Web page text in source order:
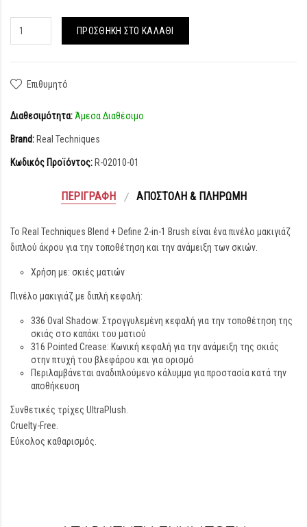
ΠΡΟΣΘΉΚΗ ΣΤΟ ΚΑΛΆΘΙ
Επιθυμητό
Διαθεσιμότητα: Άμεσα Διαθέσιμο
Brand: Real Techniques
Κωδικός Προϊόντος: R-02010-01
ΠΕΡΙΓΡΑΦΉ ΑΠΟΣΤΟΛΉ & ΠΛΗΡΩΜΉ
Το Real Techniques Blend + Define 2-in-1 Brush είναι ένα πινέλο μακιγιάζ
διπλού άκρου για την τοποθέτηση και την ανάμειξη των σκιών.
Χρήση με: σκιές ματιών
Πινέλο μακιγιάζ με διπλή κεφαλή:
336 Oval Shadow: Στρογγυλεμένη κεφαλή για την τοποθέτηση της
σκιάς στο καπάκι του ματιού
316 Pointed Crease: Κωνική κεφαλή για την ανάμειξη της σκιάς
στην πτυχή του βλεφάρου και για ορισμό
Περιλαμβάνεται αναδιπλούμενο κάλυμμα για προστασία κατά την
αποθήκευση
Συνθετικές τρίχες UltraPlush.
Cruelty-Free.
Εύκολος καθαρισμός.